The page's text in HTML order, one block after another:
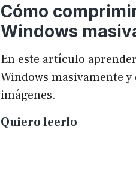
Cómo
Windows
En este artículo
Windows masivamente
imágenes.
Quiero leerlo